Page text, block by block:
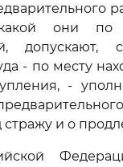
они по
- по месту
-
и о